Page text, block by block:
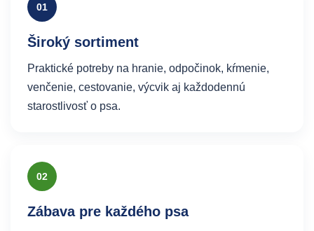
01
Široký sortiment
Praktické potreby na hranie, odpočinok, kŕmenie,
venčenie, cestovanie, výcvik aj každodennú
starostlivosť o psa.
02
Zábava pre každého psa